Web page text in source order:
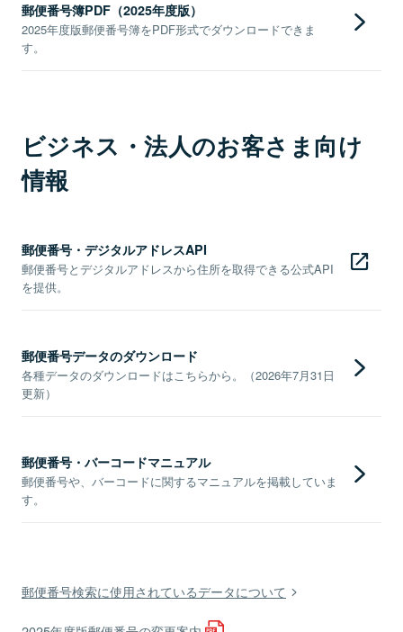
郵便番号簿PDF（2025年度版）
2025年度版郵便番号簿をPDF形式でダウンロードできま
す。
ビジネス・法人のお客さま向け
情報
郵便番号・デジタルアドレスAPI
郵便番号とデジタルアドレスから住所を取得できる公式API
を提供。
郵便番号データのダウンロード
各種データのダウンロードはこちらから。（2026年7月31日
更新）
郵便番号・バーコードマニュアル
郵便番号や、バーコードに関するマニュアルを掲載していま
す。
郵便番号検索に使用されているデータについて